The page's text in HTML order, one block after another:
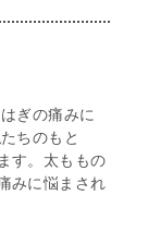
ぎの痛みに
ちのもと
す。太ももの
みに悩まされ